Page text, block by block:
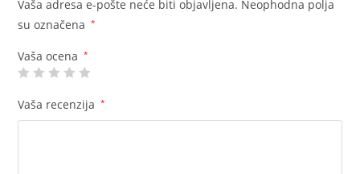
Vaša adresa e-pošte neće biti objavljena. Neophodna polja
su označena
*
Vaša ocena *
Vaša recenzija *